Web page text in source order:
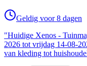
Geldig voor 8 dagen
"Huidige Xenos -
2026 tot vrijdag 14-08-
van kleding tot